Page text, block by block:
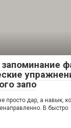
запо
просто дар, а навык,
В быстро